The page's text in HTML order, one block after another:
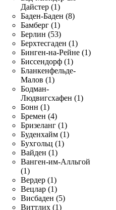
Дайстер (1)
Баден-Баден (8)
Бамберг (1)
Берлин (53)
Берхтесгаден (1)
Бинген-на-Рейне (1)
Биссендорф (1)
Бланкенфельде-
Малов (1)
Бодман-
Людвигсхафен (1)
Бонн (1)
Бремен (4)
Бризеланг (1)
Буденхайм (1)
Бухгольц (1)
Вайден (1)
Ванген-им-Алльгой
(1)
Вердер (1)
Вецлар (1)
Висбаден (5)
Виттлих (1)